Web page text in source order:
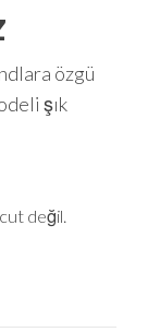
özgü
şık
değil.